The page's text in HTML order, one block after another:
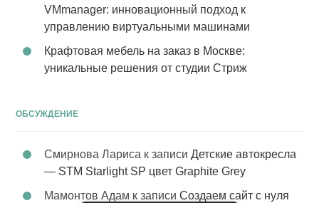
VMmanager: инновационный подход к
управлению виртуальными машинами
Крафтовая мебель на заказ в Москве:
уникальные решения от студии Стриж
ОБСУЖДЕНИЕ
Смирнова Лариса к записиДетские автокресла
— STM Starlight SP цвет Graphite Grey
Мамонтов Адам к записиСоздаем сайт с нуля